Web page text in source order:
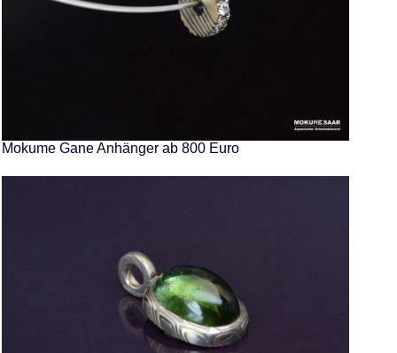
Mokume Gane Anhänger ab 800 Euro